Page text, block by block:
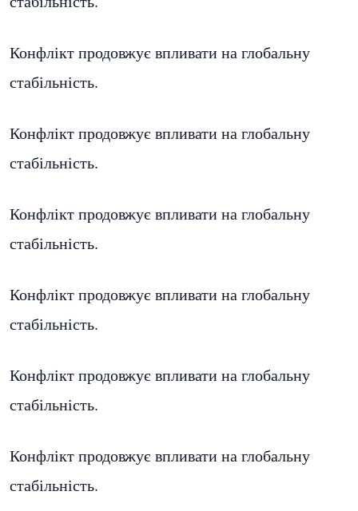
Конфлікт продовжує впливати на глобальну
стабільність.
Конфлікт продовжує впливати на глобальну
стабільність.
Конфлікт продовжує впливати на глобальну
стабільність.
Конфлікт продовжує впливати на глобальну
стабільність.
Конфлікт продовжує впливати на глобальну
стабільність.
Конфлікт продовжує впливати на глобальну
стабільність.